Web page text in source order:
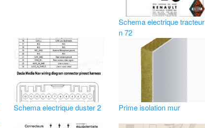
Schema electrique tracteur
n 72
Schema electrique duster 2 Prime isolation mur